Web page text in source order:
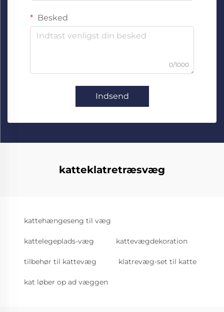
Besked
0/1000
Indsend
katteklatretræsvæg
kattehængeseng til væg
kattelegeplads-væg kattevægdekoration
tilbehør til kattevæg klatrevæg-set til katte
kat løber op ad væggen